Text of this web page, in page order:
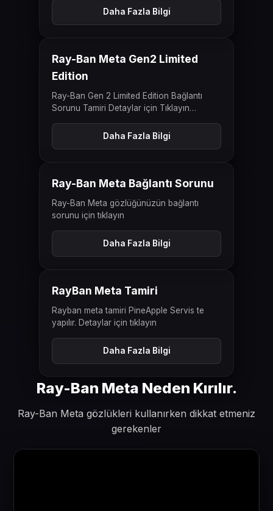
Sorunları
Daha Fazla Bilgi
Ray-Ban Meta Gen2 Limited
Edition
Ray-Ban Gen 2 Limited Edition Bağlantı
Sorunu Tamiri Detaylar için Tıklayın…
Daha Fazla Bilgi
Ray-Ban Meta Bağlantı Sorunu
Ray-Ban Meta gözlüğünüzün bağlantı
sorunu için tıklayın
Daha Fazla Bilgi
RayBan Meta Tamiri
Rayban meta tamiri PineApple Servis te
yapılır. Detaylar için tıklayın
Daha Fazla Bilgi
Ray-Ban Meta Neden Kırılır.
Ray-Ban Meta gözlükleri kullanırken dikkat etmeniz
gerekenler